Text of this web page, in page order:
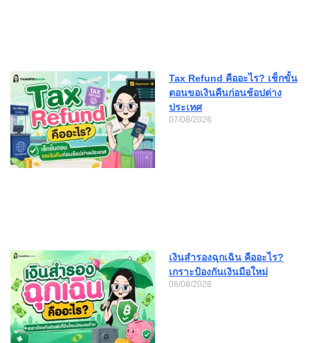
Tax Refund คืออะไร? เช็กขั้น
ตอนขอเงินคืนก่อนช้อปต่าง
ประเทศ
07/08/2026
เงินสำรองฉุกเฉิน คืออะไร?
เกราะป้องกันเงินมือใหม่
06/08/2026